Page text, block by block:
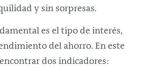
y sin sorpresas.
es el tipo de interés,
del ahorro. En este
dos indicadores: